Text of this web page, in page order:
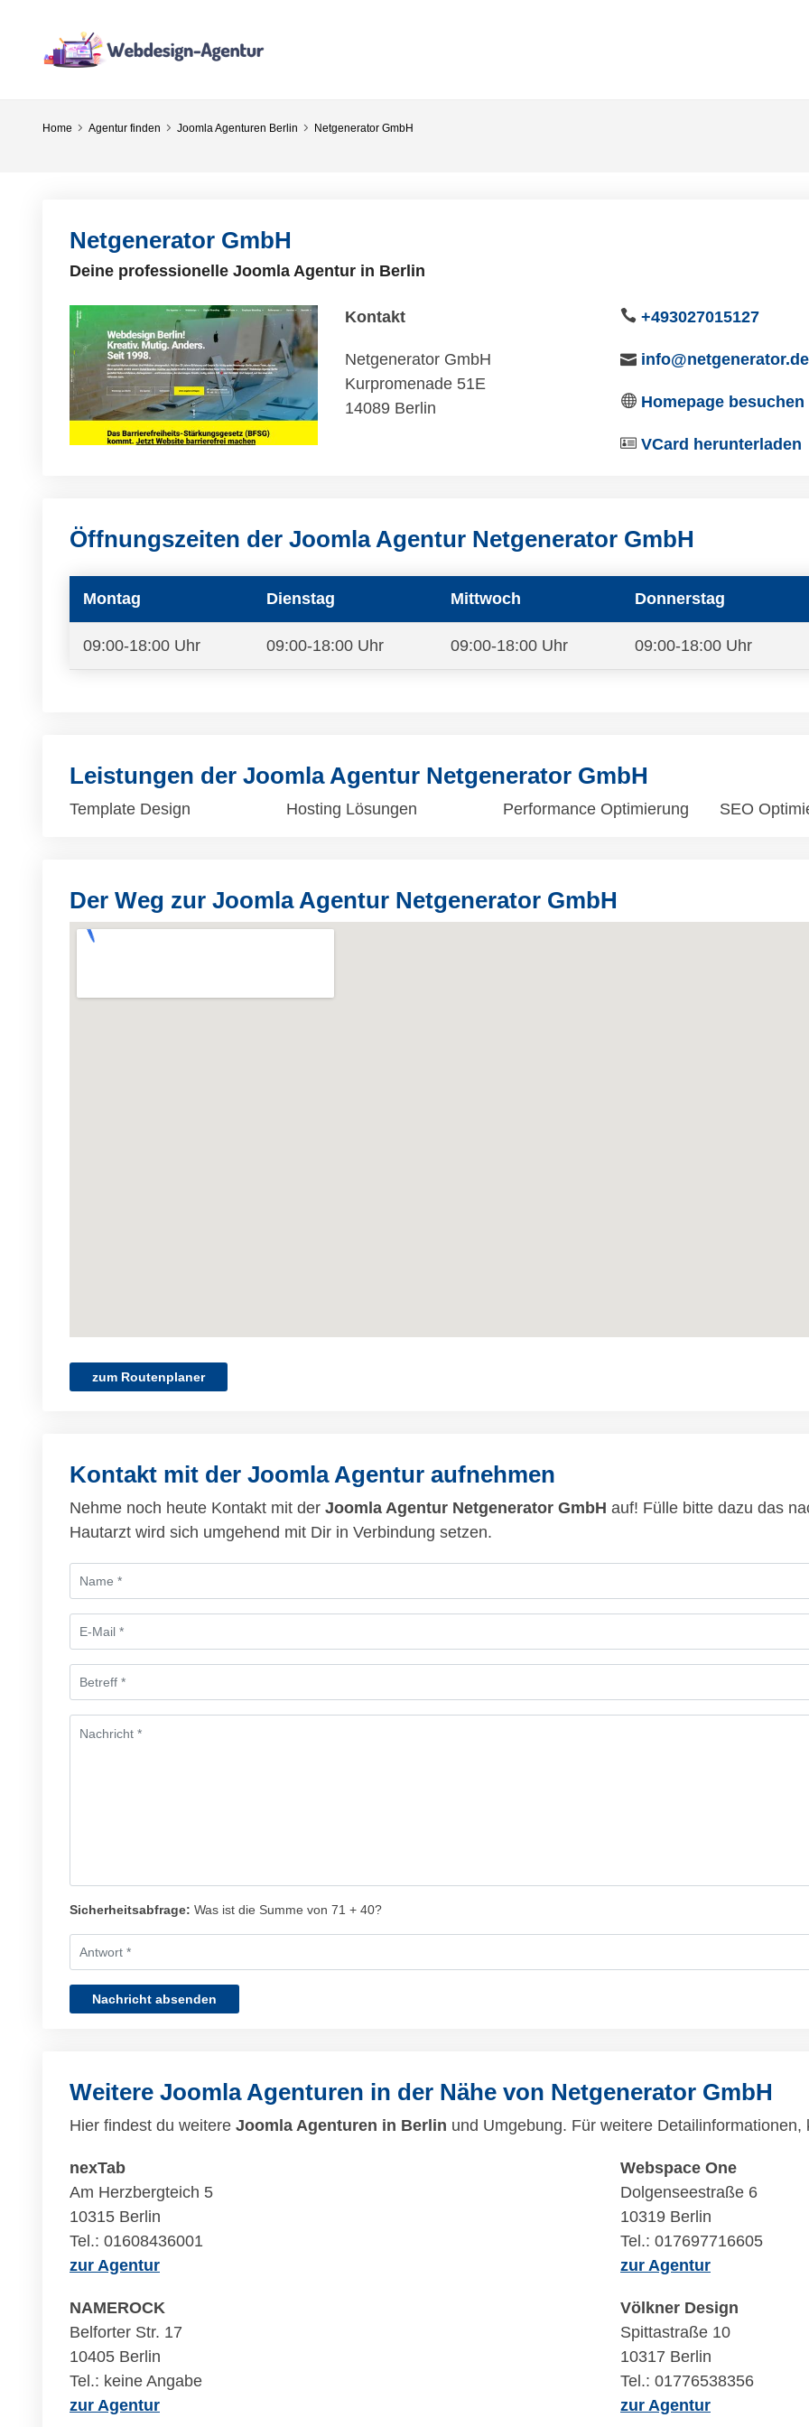
Home Agentur finden Joomla Agenturen Berlin Netgenerator GmbH
Netgenerator GmbH
Deine professionelle Joomla Agentur in Berlin
Kontakt
Netgenerator GmbH
Kurpromenade 51E
14089 Berlin
+493027015127
info@netgenerator.de
Homepage besuchen
VCard herunterladen
Öffnungszeiten der Joomla Agentur Netgenerator GmbH
Montag Dienstag Mittwoch Donnerstag
09:00-18:00 Uhr 09:00-18:00 Uhr 09:00-18:00 Uhr 09:00-18:00 Uhr
Leistungen der Joomla Agentur Netgenerator GmbH
Template Design Hosting Lösungen Performance Optimierung SEO
Der Weg zur Joomla Agentur Netgenerator GmbH
zum Routenplaner
Kontakt mit der Joomla Agentur aufnehmen
Nehme noch heute Kontakt mit der Joomla Agentur Netgenerator GmbH auf! Fülle bitte dazu das
Hautarzt wird sich umgehend mit Dir in Verbindung setzen.
Sicherheitsabfrage: Was ist die Summe von 71 + 40?
Nachricht absenden
Weitere Joomla Agenturen in der Nähe von Netgenerator GmbH
Hier findest du weitere Joomla Agenturen in Berlin und Umgebung. Für weitere
nexTab
Am Herzbergteich 5
10315 Berlin
Tel.: 01608436001
zur Agentur
Webspace One
Dolgenseestraße 6
10319 Berlin
Tel.: 017697716605
zur Agentur
NAMEROCK
Belforter Str. 17
10405 Berlin
Tel.: keine Angabe
zur Agentur
Völkner Design
Spittastraße 10
10317 Berlin
Tel.: 01776538356
zur Agentur